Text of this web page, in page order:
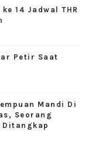
14 Jadwal THR
Petir Saat
Mandi Di
Seorang